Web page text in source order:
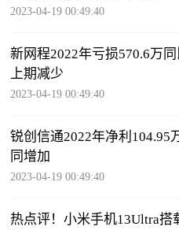
2023-04-19 00:49:40
新网程2022年亏损570.6万
上期减少
2023-04-19 00:49:40
锐创信通2022年净利104.95
同增加
2023-04-19 00:49:40
热点评！小米手机13Ultra